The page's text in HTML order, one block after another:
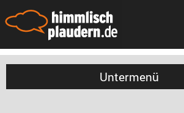
Untermenü